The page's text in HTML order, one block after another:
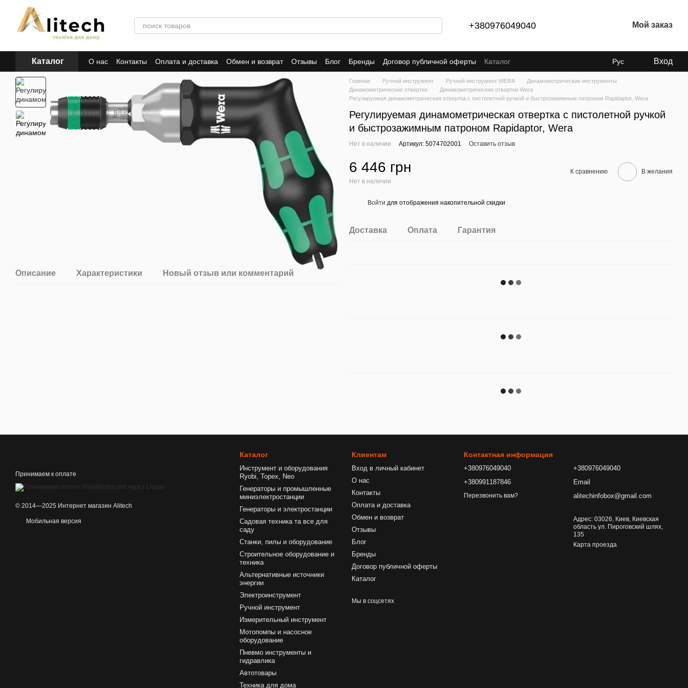
Перейти к основному контенту
+380976049040 Мой заказ
Каталог О нас Контакты Оплата и доставка Обмен и возврат Отзывы Блог Бренды Договор публичной оферты Каталог Рус Вход
Описание Характеристики Новый отзыв или комментарий
Главная Ручной инструмент Ручной инструмент WERA
Динамометрические инструменты
Динамометрические отвертки
Динамометрические отвертки Wera
Регулируемая динамометрическая отвертка с пистолетной ручкой и быстрозажимным патроном Rapidaptor, Wera
Регулируемая динамометрическая отвертка с пистолетной ручкой
и быстрозажимным патроном Rapidaptor, Wera
Нет в наличии Артикул: 5074702001 Оставить отзыв
6 446 грн
Нет в наличии
К сравнению В желания
Войти для отображения накопительной скидки
Доставка Оплата Гарантия
Принимаем к оплате
© 2014—2025 Интернет магазин Alitech
Мобильная версия
Каталог
Инструмент и оборудования
Ryobi, Topex, Neo
Генераторы и промышленные
миниэлектростанции
Генераторы и электростанции
Садовая техника та все для
саду
Станки, пилы и оборудование
Строительное оборудование и
техника
Альтернативные источники
энергии
Электроинструмент
Ручной инструмент
Измерительный инструмент
Мотопомпы и насосное
оборудование
Пневмо инструменты и
гидравлика
Автотовары
Техника для дома
Клиентам
Вход в личный кабинет
О нас
Контакты
Оплата и доставка
Обмен и возврат
Отзывы
Блог
Бренды
Договор публичной оферты
Каталог
Мы в соцсетях
Контактная информация
+380976049040
+380991187846
Перезвонить вам?
+380976049040
Email
alitechinfobox@gmail.com
Адрес: 03026, Киев, Киевская
область ул. Пироговский шлях,
135
Карта проезда